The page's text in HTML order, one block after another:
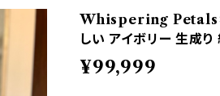
Whispering Petals＊
しい アイボリー 生成
¥99,999